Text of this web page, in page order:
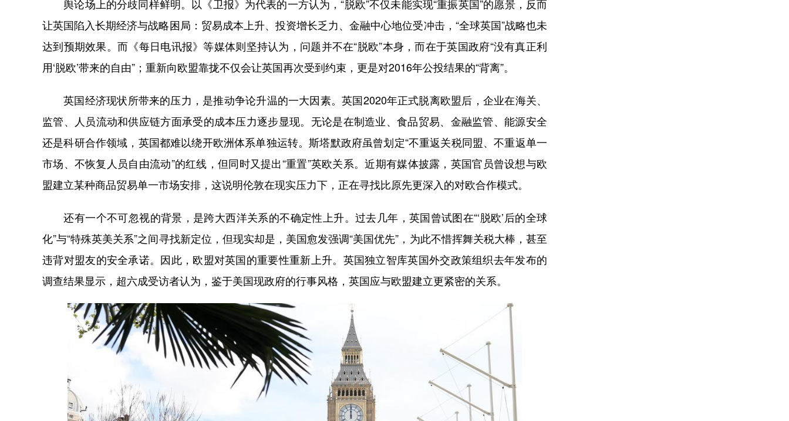
舆论场上的分歧同样鲜明。以《卫报》为代表的一方认为，“脱欧”不仅未能实现“重振英国”的愿景，反而
让英国陷入长期经济与战略困局：贸易成本上升、投资增长乏力、金融中心地位受冲击，“全球英国”战略也未
达到预期效果。而《每日电讯报》等媒体则坚持认为，问题并不在“脱欧”本身，而在于英国政府“没有真正利
用‘脱欧’带来的自由”；重新向欧盟靠拢不仅会让英国再次受到约束，更是对2016年公投结果的“背离”。
英国经济现状所带来的压力，是推动争论升温的一大因素。英国2020年正式脱离欧盟后，企业在海关、
监管、人员流动和供应链方面承受的成本压力逐步显现。无论是在制造业、食品贸易、金融监管、能源安全
还是科研合作领域，英国都难以绕开欧洲体系单独运转。斯塔默政府虽曾划定“不重返关税同盟、不重返单一
市场、不恢复人员自由流动”的红线，但同时又提出“重置”英欧关系。近期有媒体披露，英国官员曾设想与欧
盟建立某种商品贸易单一市场安排，这说明伦敦在现实压力下，正在寻找比原先更深入的对欧合作模式。
还有一个不可忽视的背景，是跨大西洋关系的不确定性上升。过去几年，英国曾试图在“‘脱欧’后的全球
化”与“特殊英美关系”之间寻找新定位，但现实却是，美国愈发强调“美国优先”，为此不惜挥舞关税大棒，甚至
违背对盟友的安全承诺。因此，欧盟对英国的重要性重新上升。英国独立智库英国外交政策组织去年发布的
调查结果显示，超六成受访者认为，鉴于美国现政府的行事风格，英国应与欧盟建立更紧密的关系。